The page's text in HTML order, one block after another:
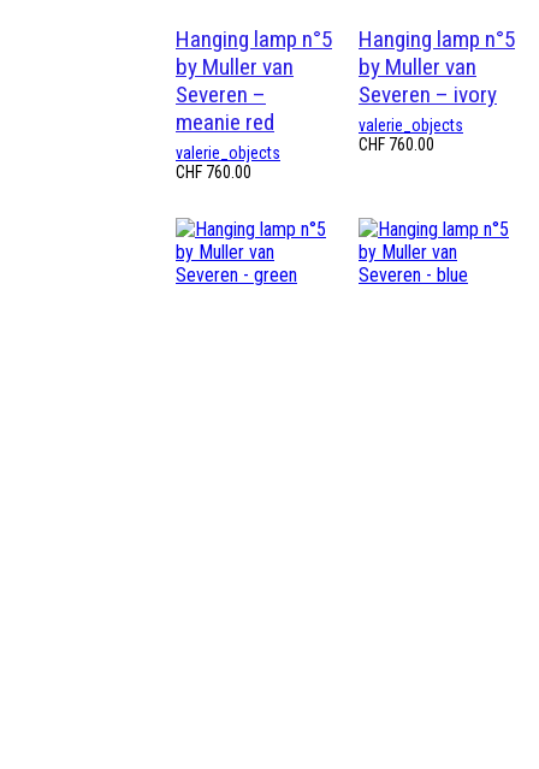
Hanging lamp n°5
by Muller van
Severen –
meanie red
valerie_objects
CHF 760.00
Hanging lamp n°5
by Muller van
Severen – ivory
valerie_objects
CHF 760.00